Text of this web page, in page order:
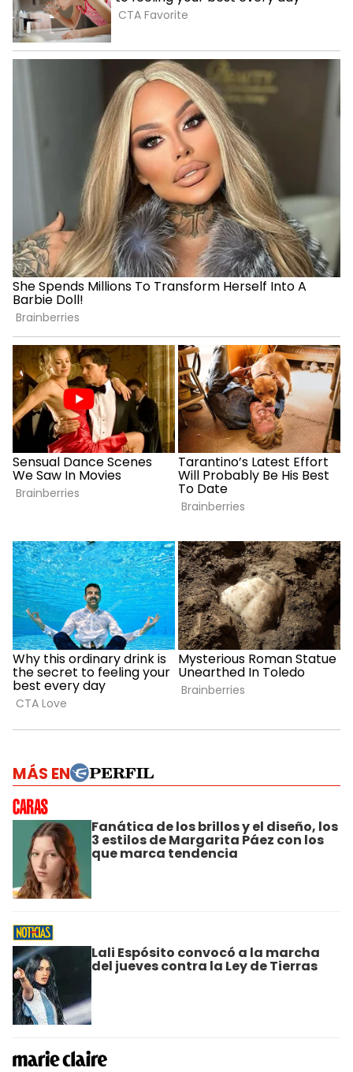
MÁS EN
Fanática de los brillos y el diseño, los
3 estilos de Margarita Páez con los
que marca tendencia
Lali Espósito convocó a la marcha
del jueves contra la Ley de Tierras